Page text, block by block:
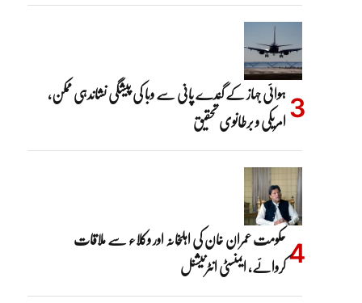
ہوائی جہاز کے گندے پانی سے وبا کی پیشگی نشاندہی ممکن،
امریکی و برطانوی تحقیق
حکومت عمران خان کی اہلِخانہ اور وکلاء سے ملاقات
کروائے، ایمنسٹی انٹرنیشنل